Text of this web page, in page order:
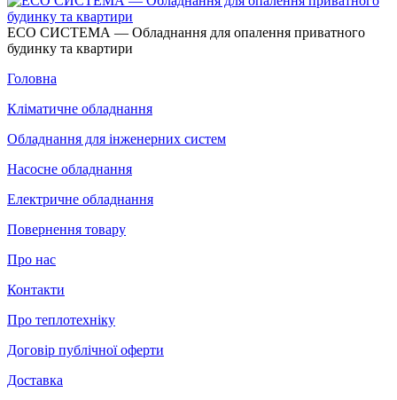
ECO СИСТЕМА — Обладнання для опалення приватного
будинку та квартири
Головна
Кліматичне обладнання
Обладнання для інженерних систем
Насосне обладнання
Електричне обладнання
Повернення товару
Про нас
Контакти
Про теплотехніку
Договір публічної оферти
Доставка